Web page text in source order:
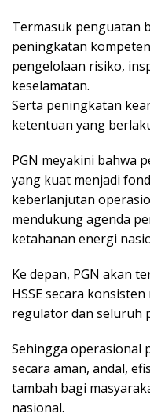
Termasuk penguatan
peningkatan
pengelolaan risiko,
keselamatan.
Serta peningkatan
ketentuan yang
PGN meyakini bahwa
yang kuat menjadi
keberlanjutan
mendukung agenda
ketahanan energi
Ke depan, PGN akan
HSSE secara
regulator dan seluruh
Sehingga operasional
secara aman, andal,
tambah bagi
nasional.